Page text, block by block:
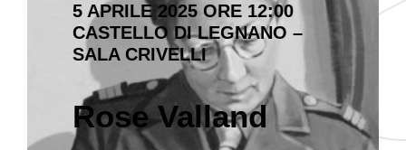
5 APRILE 2025 ORE 12:00
CASTELLO DI LEGNANO –
SALA CRIVELLI
Rose Valland